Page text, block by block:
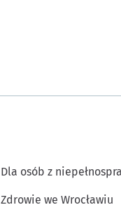
Dla osób z
Zdrowie we Wrocławiu